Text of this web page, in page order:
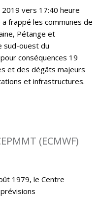
vers 17:40 heure
frappé les communes de
Pétange et
sud-ouest du
conséquences 19
et des dégâts majeurs
et infrastructures.
(ECMWF)
1979, le Centre